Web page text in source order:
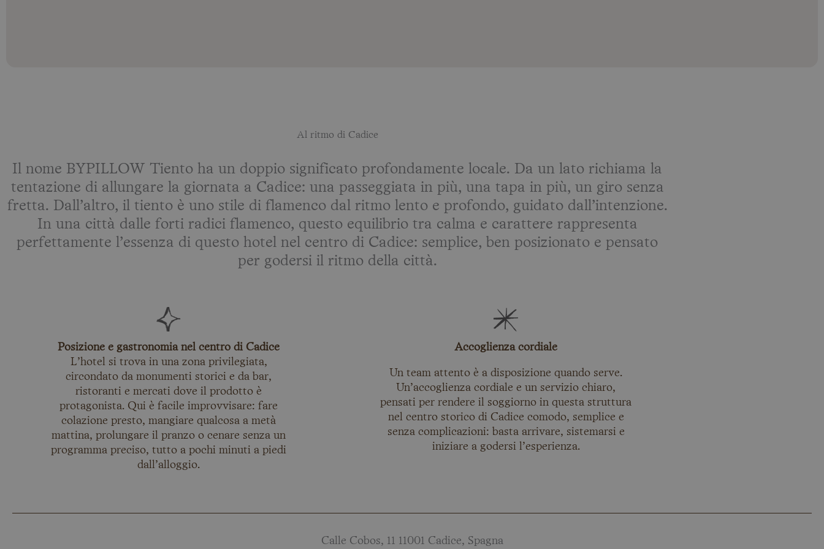
Al ritmo di Cadice
Il nome BYPILLOW Tiento ha un doppio significato profondamente locale. Da un lato richiama la
tentazione di allungare la giornata a Cadice: una passeggiata in più, una tapa in più, un giro senza
fretta. Dall’altro, il tiento è uno stile di flamenco dal ritmo lento e profondo, guidato dall’intenzione.
In una città dalle forti radici flamenco, questo equilibrio tra calma e carattere rappresenta
perfettamente l’essenza di questo hotel nel centro di Cadice: semplice, ben posizionato e pensato
per godersi il ritmo della città.
Posizione e gastronomia nel centro di Cadice
L’hotel si trova in una zona privilegiata,
circondato da monumenti storici e da bar,
ristoranti e mercati dove il prodotto è
protagonista. Qui è facile improvvisare: fare
colazione presto, mangiare qualcosa a metà
mattina, prolungare il pranzo o cenare senza un
programma preciso, tutto a pochi minuti a piedi
dall’alloggio.
Accoglienza cordiale
Un team attento è a disposizione quando serve.
Un’accoglienza cordiale e un servizio chiaro,
pensati per rendere il soggiorno in questa struttura
nel centro storico di Cadice comodo, semplice e
senza complicazioni: basta arrivare, sistemarsi e
iniziare a godersi l’esperienza.
Calle Cobos, 11 11001 Cadice, Spagna